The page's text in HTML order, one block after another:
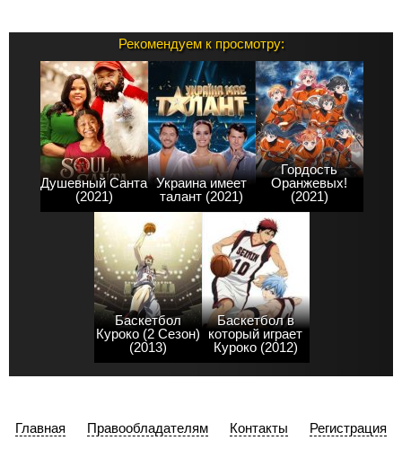
Рекомендуем к просмотру:
Душевный Санта
(2021)
Украина имеет
талант (2021)
Гордость
Оранжевых!
(2021)
Баскетбол
Куроко (2 Сезон)
(2013)
Баскетбол в
который играет
Куроко (2012)
Главная Правообладателям Контакты Регистрация